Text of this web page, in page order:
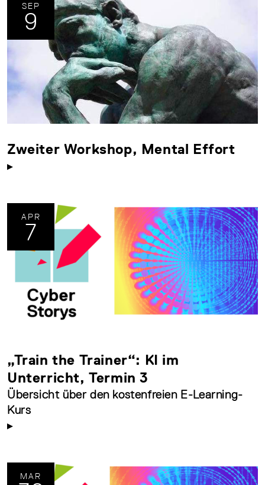
SEP
9
Zweiter Workshop, Mental Effort
APR
7
„Train the Trainer“: KI im
Unterricht, Termin 3
Übersicht über den kostenfreien E-Learning-
Kurs
MAR